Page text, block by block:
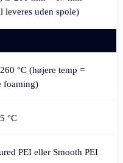
leveres uden spole)
°C (højere temp =
foaming)
°C
PEI eller Smooth PEI